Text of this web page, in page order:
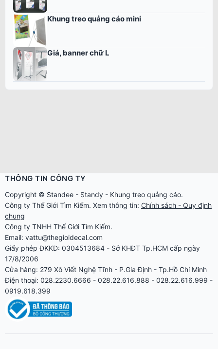
Khung treo quảng cáo mini
Giá, banner chữ L
THÔNG TIN CÔNG TY
Copyright © Standee - Standy - Khung treo quảng cáo.
Công ty Thế Giới Tìm Kiếm. Xem thông tin: Chính sách - Quy định
chung
Công ty TNHH Thế Giới Tìm Kiếm.
Email: vattu@thegioidecal.com
Giấy phép ĐKKD: 0304513684 - Sở KHĐT Tp.HCM cấp ngày
17/8/2006
Cửa hàng: 279 Xô Viết Nghệ Tĩnh - P.Gia Định - Tp.Hồ Chí Minh
Điện thoại: 028.2230.6666 - 028.22.616.888 - 028.22.616.999 -
0919.618.399